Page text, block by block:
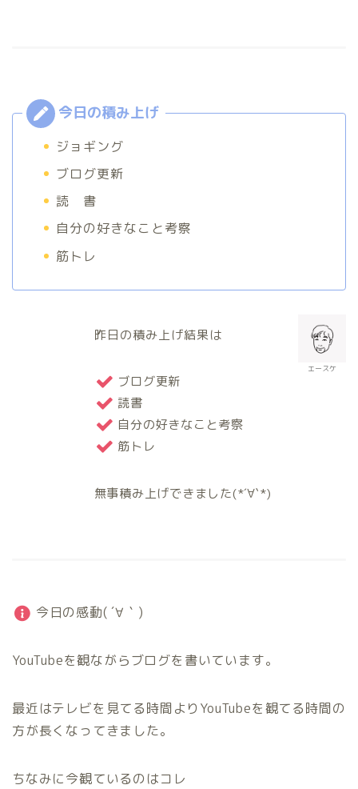
ジョギング
ブログ更新
読 書
自分の好きなこと考察
筋トレ
エースケ
昨日の積み上げ結果は
ブログ更新
読書
自分の好きなこと考察
筋トレ
無事積み上げできました(*´∀`*)
今日の感動( ´∀｀)
YouTubeを観ながらブログを書いています。
最近はテレビを見てる時間よりYouTubeを観てる時間の
方が長くなってきました。
ちなみに今観ているのはコレ